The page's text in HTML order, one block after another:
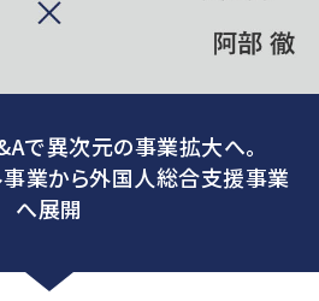
で異次元の事業拡大へ。
業から外国人総合支援事業
へ展開